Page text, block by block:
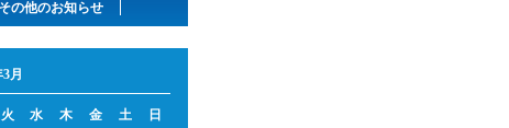
その他のお知らせ
月
火 水 木 金 土
日